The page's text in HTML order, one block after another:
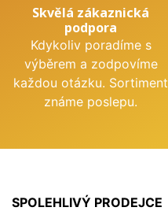
Skvělá zákaznická
podpora
Kdykoliv poradíme s
výběrem a zodpovíme
každou otázku. Sortiment
známe poslepu.
SPOLEHLIVÝ PRODEJCE